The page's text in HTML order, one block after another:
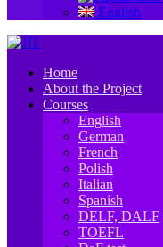
English
Home
About the Project
Courses
English
German
French
Polish
Italian
Spanish
DELF, DALF
TOEFL